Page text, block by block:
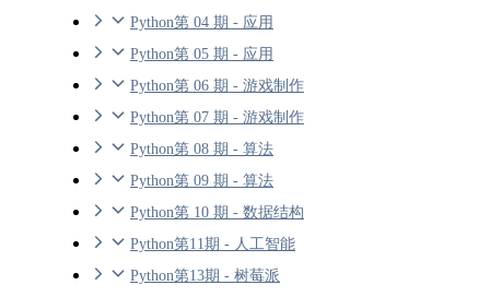
Python第 04 期 - 应用
Python第 05 期 - 应用
Python第 06 期 - 游戏制作
Python第 07 期 - 游戏制作
Python第 08 期 - 算法
Python第 09 期 - 算法
Python第 10 期 - 数据结构
Python第11期 - 人工智能
Python第13期 - 树莓派